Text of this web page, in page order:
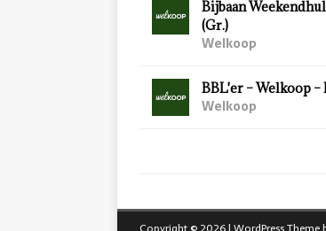
Bijbaan
(Gr.)
Welkoop
BBL'er – Welkoop –
Welkoop